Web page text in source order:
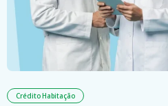
Crédito Habitação